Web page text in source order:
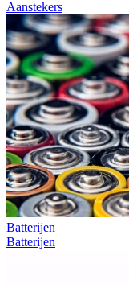
Aanstekers
Batterijen
Batterijen